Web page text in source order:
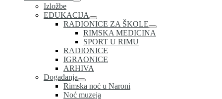
Izložbe
EDUKACIJA
RADIONICE ZA ŠKOLE
RIMSKA MEDICINA
SPORT U RIMU
RADIONICE
IGRAONICE
ARHIVA
Događanja
Rimska noć u Naroni
Noć muzeja